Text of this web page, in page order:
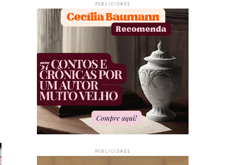
PUBLICIDADE
PUBLICIDADE